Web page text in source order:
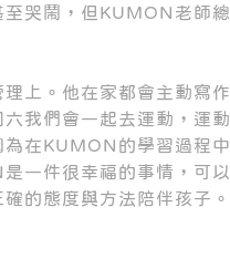
哭鬧，但KUMON老師
上。他在家都會主動寫
我們會一起去運動，運
在KUMON的學習過程
一件很幸福的事情，可
的態度與方法陪伴孩子